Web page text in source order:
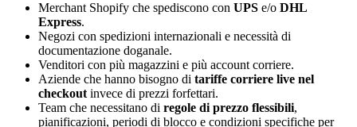
Merchant Shopify che spediscono con UPS e/o DHL
Express.
Negozi con spedizioni internazionali e necessità di
documentazione doganale.
Venditori con più magazzini e più account corriere.
Aziende che hanno bisogno di tariffe corriere live nel
checkout invece di prezzi forfettari.
Team che necessitano di regole di prezzo flessibili,
pianificazioni, periodi di blocco e condizioni specifiche per